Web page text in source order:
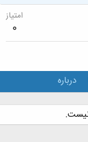
امتیاز
0
درباره